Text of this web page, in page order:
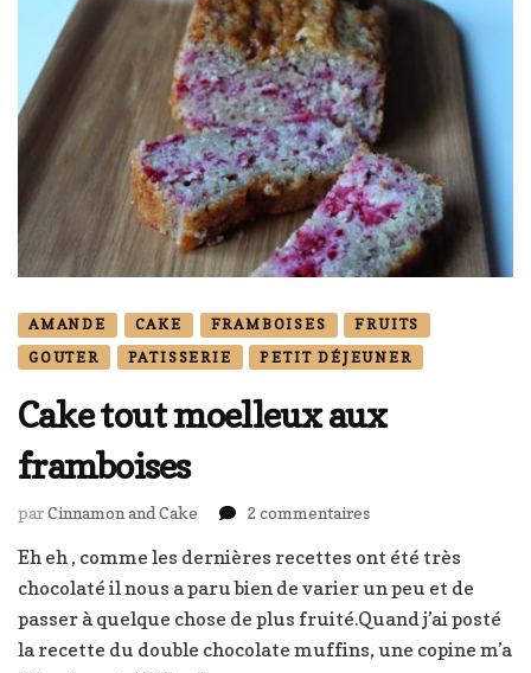
AMANDE CAKE FRAMBOISES
FRUITS
GOUTER
PATISSERIE PETIT DÉJEUNER
Cake tout moelleux aux
framboises
parCinnamon and Cake 2 commentairessur
tout
moelleux
aux
framboises
Eh eh , comme les dernières recettes ont été très
chocolaté il nous a paru bien de varier un peu et de
passer à quelque chose de plus fruité.Quand j’ai posté
la recette du double chocolate muffins, une copine m’a